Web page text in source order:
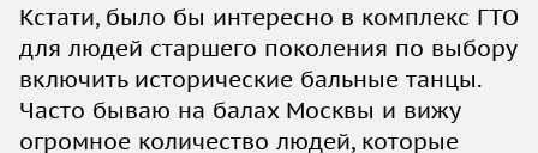
Кстати, было бы интересно в комплекс ГТО
для людей старшего поколения по выбору
включить исторические бальные танцы.
Часто бываю на балах Москвы и вижу
огромное количество людей, которые